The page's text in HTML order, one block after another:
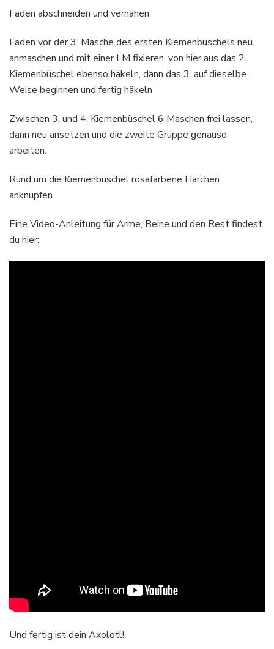
Faden abschneiden und vernähen
Faden vor der 3. Masche des ersten Kiemenbüschels neu
anmaschen und mit einer LM fixieren, von hier aus das 2.
Kiemenbüschel ebenso häkeln, dann das 3. auf dieselbe
Weise beginnen und fertig häkeln
Zwischen 3. und 4. Kiemenbüschel 6 Maschen frei lassen,
dann neu ansetzen und die zweite Gruppe genauso
arbeiten.
Rund um die Kiemenbüschel rosafarbene Härchen
anknüpfen
Eine Video-Anleitung für Arme, Beine und den Rest findest
du hier:
Und fertig ist dein Axolotl!